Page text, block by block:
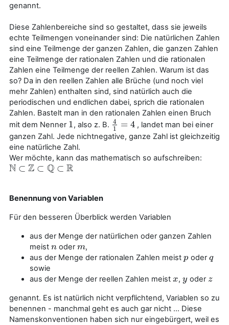
genannt.
Diese Zahlenbereiche sind so gestaltet, dass sie jeweils
echte Teilmengen voneinander sind: Die natürlichen Zahlen
sind eine Teilmenge der ganzen Zahlen, die ganzen Zahlen
eine Teilmenge der rationalen Zahlen und die rationalen
Zahlen eine Teilmenge der reellen Zahlen. Warum ist das
so? Da in den reellen Zahlen alle Brüche (und noch viel
mehr Zahlen) enthalten sind, sind natürlich auch die
periodischen und endlichen dabei, sprich die rationalen
Zahlen. Bastelt man in den rationalen Zahlen einen Bruch
mit dem Nenner 1
1 , also z. B. 4
1
= 4
41 =4
, landet man bei einer
ganzen Zahl. Jede nichtnegative, ganze Zahl ist gleichzeitig
eine natürliche Zahl.
Wer möchte, kann das mathematisch so aufschreiben:
N ⊂ Z ⊂ Q ⊂ R
N⊂Z ⊂Q⊂ R
Benennung von Variablen
Für den besseren Überblick werden Variablen
aus der Menge der natürlichen oder ganzen Zahlen
meist n
n oderm
m ,
aus der Menge der rationalen Zahlen meist p
poderq
q
sowie
aus der Menge der reellen Zahlen meist x
x ,y
y oderz
z
genannt. Es ist natürlich nicht verpflichtend, Variablen so zu
benennen - manchmal geht es auch gar nicht ... Diese
Namenskonventionen haben sich nur eingebürgert, weil es